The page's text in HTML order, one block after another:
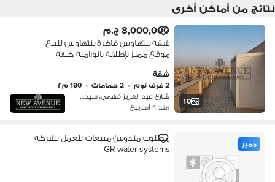
نتائج من أماكن أخرى
10
8,000,000 ج.م
شقة بنتهاوس فاخرة بنتهاوس للبيع -
موقع مميز بإطلالة بانورامية خلابة -
فوري
شقة
2 غرف نوم
• 2 حمامات • 180 م٢
شارع عبد العزيز فهمي، سيدي جابر
منذ 4 أسابيع
مميز
مطلوب مندوبين مبيعات للعمل بشركه
GR water systems